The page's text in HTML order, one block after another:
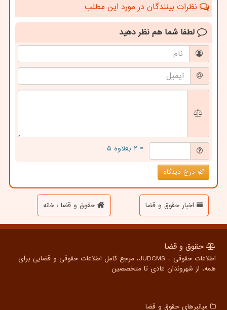
نظرات بینندگان در مورد این مطلب
لطفا شما هم نظر دهید
= ۲ بعلاوه ۵
درج دیدگاه
اخبار حقوق و قضا حقوق و قضا : خانه
حقوق و قضا
اطلاعات حقوقی - JUDCMS، مرجع کامل اطلاعات حقوقی و قضایی برای
همه، از شهروندان عادی تا متخصصین
میانبرهای حقوق و قضا